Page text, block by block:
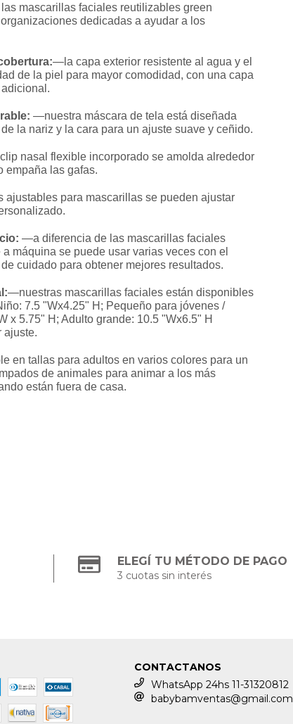
mascarillas faciales reutilizables green
dedicadas a ayudar a los
—la capa exterior resistente al agua y el
de la piel para mayor comodidad, con una capa
—nuestra máscara de tela está diseñada
la nariz y la cara para un ajuste suave y ceñido.
nasal flexible incorporado se amolda alrededor
empaña las gafas.
para mascarillas se pueden ajustar
—a diferencia de las mascarillas faciales
máquina se puede usar varias veces con el
cuidado para obtener mejores resultados.
—nuestras mascarillas faciales están disponibles
7.5 "Wx4.25" H; Pequeño para jóvenes /
x 5.75" H; Adulto grande: 10.5 "Wx6.5" H
ajuste.
en tallas para adultos en varios colores para un
de animales para animar a los más
están fuera de casa.
ELEGÍ TU MÉTODO DE PAGO
3 cuotas sin interés
CONTACTANOS
WhatsApp 24hs 11-31320812
babybamventas@gmail.com